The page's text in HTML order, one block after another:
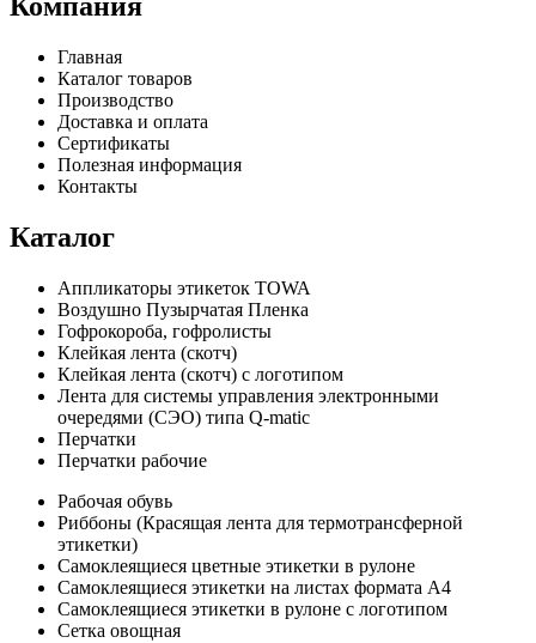
Компания
Главная
Каталог товаров
Производство
Доставка и оплата
Сертификаты
Полезная информация
Контакты
Каталог
Аппликаторы этикеток TOWA
Воздушно Пузырчатая Пленка
Гофрокороба, гофролисты
Клейкая лента (скотч)
Клейкая лента (скотч) с логотипом
Лента для системы управления электронными
очередями (СЭО) типа Q-matic
Перчатки
Перчатки рабочие
Рабочая обувь
Риббоны (Красящая лента для термотрансферной
этикетки)
Самоклеящиеся цветные этикетки в рулоне
Самоклеящиеся этикетки на листах формата А4
Самоклеящиеся этикетки в рулоне с логотипом
Сетка овощная